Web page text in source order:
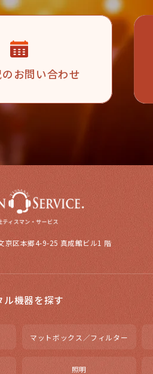
お問い合わせ
区本郷4-9-25 真成館ビル1 階
ル機器を探す
マットボックス／フィルター
照明